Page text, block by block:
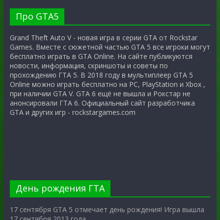
Про GTA5
Grand Theft Auto V - новая игра в серии GTA от Rockstar
Games. Вместе с сюжетной частью GTA 5 все игроки могут
бесплатно играть в GTA Online. На сайте публикуются
новости, информация, скриншоты и советы по
прохождению ГТА 5. В 2018 году в мультиплеер GTA 5
Online можно играть бесплатно на PC, PlayStation и Xbox ,
при наличии GTA V. GTA 6 ещё не вышла и Рокстар не
анонсировали ГТА 6. Официальный сайт разработчика
GTA и других игр - rockstargames.com
День рождения ГТА
17 сентября GTA 5 отмечает день рождения! Игра вышла